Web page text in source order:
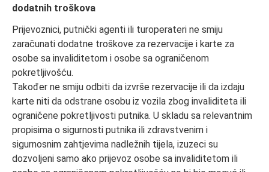
dodatnih troškova
Prijevoznici, putnički agenti ili turoperateri ne smiju
zaračunati dodatne troškove za rezervacije i karte za
osobe sa invaliditetom i osobe sa ograničenom
pokretljivošću.
Također ne smiju odbiti da izvrše rezervacije ili da izdaju
karte niti da odstrane osobu iz vozila zbog invaliditeta ili
ograničene pokretljivosti putnika. U skladu sa relevantnim
propisima o sigurnosti putnika ili zdravstvenim i
sigurnosnim zahtjevima nadležnih tijela, izuzeci su
dozvoljeni samo ako prijevoz osobe sa invaliditetom ili